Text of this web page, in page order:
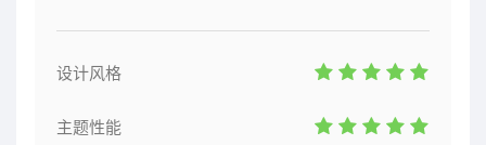
设计风格
主题性能